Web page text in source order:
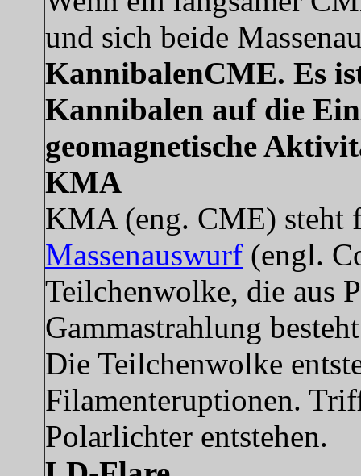
und sich beide
KannibalenCME. Es
Kannibalen auf die
geomagnetische
KMA
KMA (eng. CME) steht
Massenauswurf (engl.
Teilchenwolke, die aus
Gammastrahlung
Die Teilchenwolke
Filamenteruptionen.
Polarlichter entstehen.